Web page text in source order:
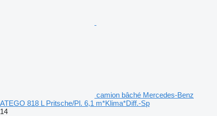
camion bâché Mercedes-Benz
ATEGO 818 L Pritsche/Pl. 6,1 m*Klima*Diff.-Sp
14